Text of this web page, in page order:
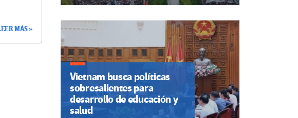
MÁS »
Vietnam busca políticas
sobresalientes para
desarrollo de educación y
salud